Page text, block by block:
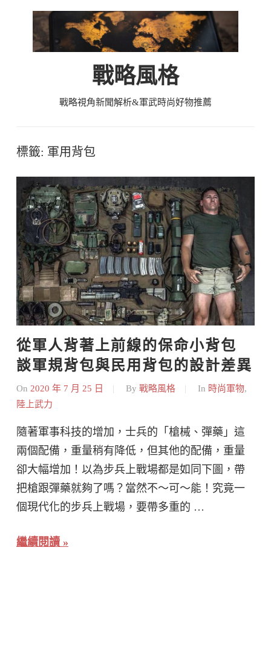
戰略風格
戰略視角新聞解析&軍武時尚好物推薦
標籤: 軍用背包
從軍人背著上前線的保命小背包
談軍規背包與民用背包的設計差異
On 2020 年 7 月 25 日 By 戰略風格 In 時尚軍物,
陸上武力
隨著軍事科技的增加，士兵的「槍械、彈藥」這
兩個配備，重量稍有降低，但其他的配備，重量
卻大幅增加！以為步兵上戰場都是如同下圖，帶
把槍跟彈藥就夠了嗎？當然不～可～能！究竟一
個現代化的步兵上戰場，要帶多重的 …
繼續閱讀